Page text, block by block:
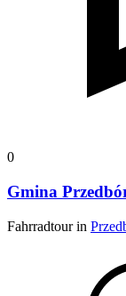
0
Gmina
Fahrradtour in